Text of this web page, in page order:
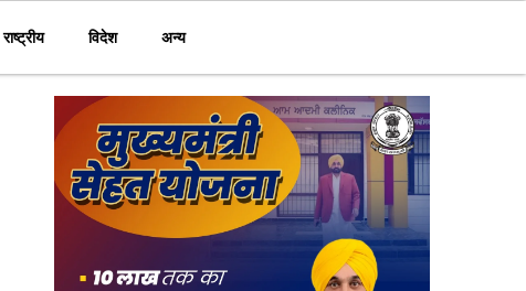
राष्ट्रीय विदेश अन्य